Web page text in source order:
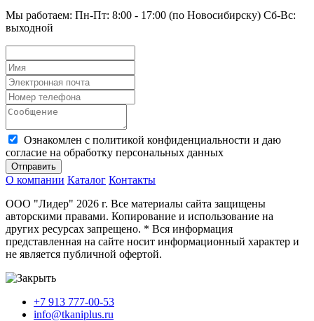
Мы работаем: Пн-Пт: 8:00 - 17:00 (по Новосибирску) Сб-Вс:
выходной
Ознакомлен с политикой конфиденциальности и даю
согласие на обработку персональных данных
Отправить
О компании Каталог Контакты
ООО "Лидер" 2026 г. Все материалы сайта защищены
авторскими правами. Копирование и использование на
других ресурсах запрещено. * Вся информация
представленная на сайте носит информационный характер и
не является публичной офертой.
+7 913 777-00-53
info@tkaniplus.ru